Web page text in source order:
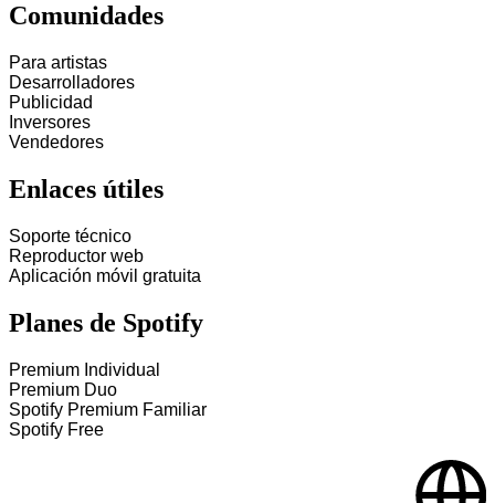
Comunidades
Para artistas
Desarrolladores
Publicidad
Inversores
Vendedores
Enlaces útiles
Soporte técnico
Reproductor web
Aplicación móvil gratuita
Planes de Spotify
Premium Individual
Premium Duo
Spotify Premium Familiar
Spotify Free